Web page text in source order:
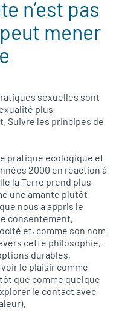
n’est pas
mener
sexuelles sont
plus
Suivre les principes de
pratique écologique et
2000 en réaction à
la Terre prend plus
une amante plutôt
nous a appris le
consentement,
et, comme son nom
cette philosophie,
durables,
le plaisir comme
que comme quelque
le contact avec